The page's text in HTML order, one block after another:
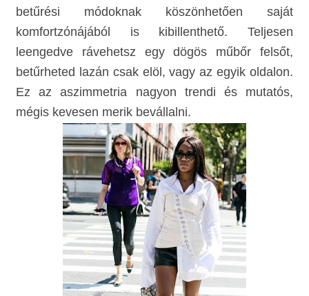
betűrési módoknak köszönhetően saját
komfortzónájából is kibillenthető. Teljesen
leengedve rávehetsz egy dögös műbőr felsőt,
betűrheted lazán csak elöl, vagy az egyik oldalon.
Ez az aszimmetria nagyon trendi és mutatós,
mégis kevesen merik bevállalni.